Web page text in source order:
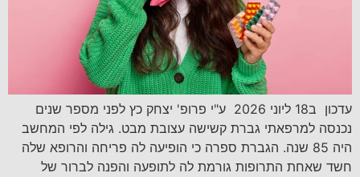
עדכון ב18 ליוני 2026 ע"י פרופ' יצחק כץ לפני מספר שנים
נכנסה למרפאתי גברת קשישה עצובת מבט. גילה לפי המחשב
היה 85 שנה. הגברת ספרה כי הופיעה לה פריחה והרופא שלה
חשד שאחת התרופות גורמת לה לתופעה והפנה לברור של